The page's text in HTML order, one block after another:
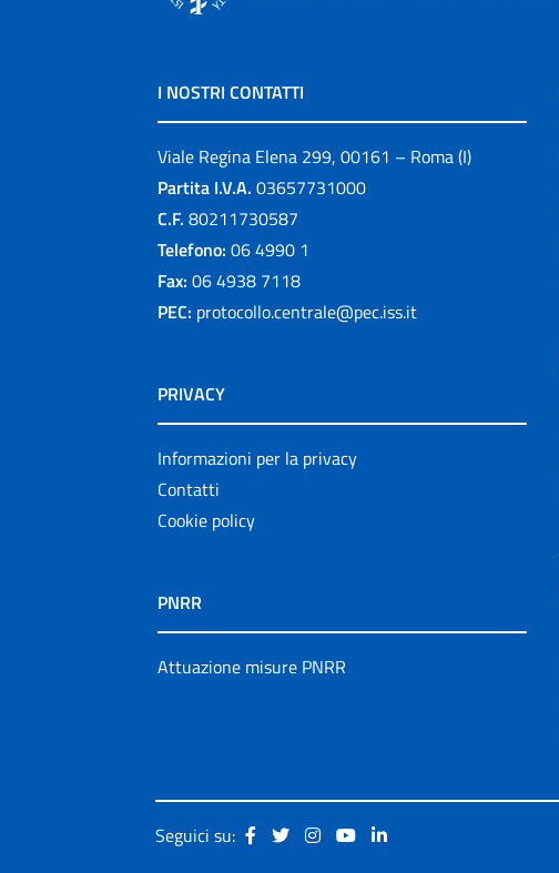
I NOSTRI CONTATTI
Viale Regina Elena 299, 00161 – Roma (I)
Partita I.V.A. 03657731000
C.F. 80211730587
Telefono: 06 4990 1
Fax: 06 4938 7118
PEC: protocollo.centrale@pec.iss.it
PRIVACY
Informazioni per la privacy
Contatti
Cookie policy
PNRR
Attuazione misure PNRR
Seguici su: